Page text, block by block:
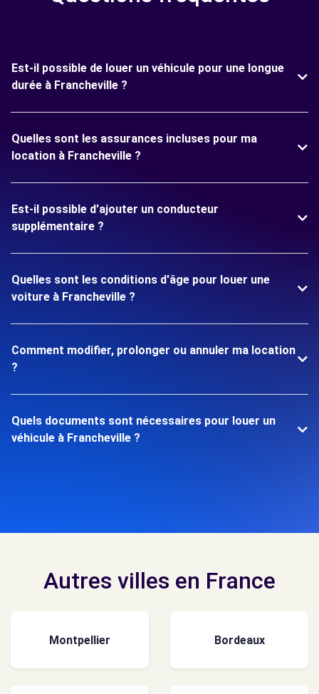
Est-il possible de louer un véhicule pour une longue
durée à Francheville ?
Quelles sont les assurances incluses pour ma
location à Francheville ?
Est-il possible d'ajouter un conducteur
supplémentaire ?
Quelles sont les conditions d'âge pour louer une
voiture à Francheville ?
Comment modifier, prolonger ou annuler ma location
?
Quels documents sont nécessaires pour louer un
véhicule à Francheville ?
Autres villes en France
Montpellier Bordeaux